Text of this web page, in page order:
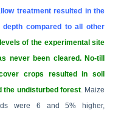
treatment resulted in the
compared to all other
of the experimental site
never been cleared. No-till
crops resulted in soil
the undisturbed forest. Maize
were 6 and 5% higher,